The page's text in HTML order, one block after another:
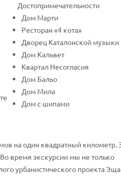
Достопримечательности
Дом Марти
Ресторан «4 кота»
Дворец Каталонской музыки
Дом Кальвет
Квартал Несогласия
Дом Бальо
Дом Мила
Дом с шипами
на один квадратный километр.
время экскурсии мы не только
урбанистического проекта